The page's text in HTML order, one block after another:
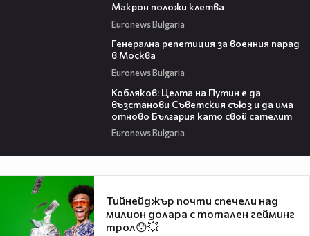
Макрон положи клетва
Euronews Bulgaria
Генерална репетиция за военния парад
в Москва
Euronews Bulgaria
Кобляков: Целта на Путин е да
възстанови Съветския съюз и да има
отново България като свой сателит
Euronews Bulgaria
Тийнейджър почти спечели над
милион долара с тотален гейминг
трол😯💥